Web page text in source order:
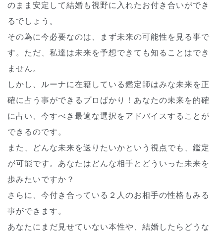
のまま安定して結婚も視野に入れたお付き合いができ
るでしょう。
その為に今必要なのは、まず未来の可能性を見る事で
す。ただ、私達は未来を予想できても知ることはでき
ません。
しかし、ルーナに在籍している鑑定師はみな未来を正
確に占う事ができるプロばかり！あなたの未来を的確
に占い、今すべき最適な選択をアドバイスすることが
できるのです。
また、どんな未来を送りたいかという視点でも、鑑定
が可能です。あなたはどんな相手とどういった未来を
歩みたいですか？
さらに、今付き合っている２人のお相手の性格もみる
事ができます。
あなたにまだ見せていない本性や、結婚したらどうな